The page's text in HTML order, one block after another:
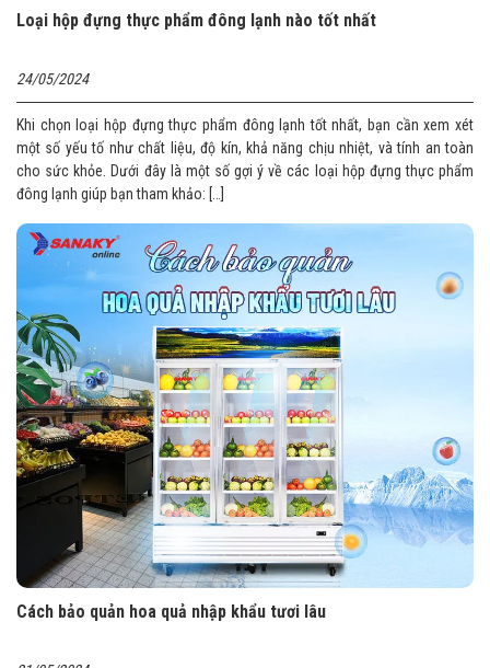
Loại hộp đựng thực phẩm đông lạnh nào tốt nhất
24/05/2024
Khi chọn loại hộp đựng thực phẩm đông lạnh tốt nhất, bạn cần xem xét
một số yếu tố như chất liệu, độ kín, khả năng chịu nhiệt, và tính an toàn
cho sức khỏe. Dưới đây là một số gợi ý về các loại hộp đựng thực phẩm
đông lạnh giúp bạn tham khảo: […]
Cách bảo quản hoa quả nhập khẩu tươi lâu